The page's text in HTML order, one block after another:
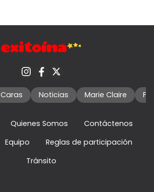
Caras Noticias Marie Claire
Quienes Somos
Contáctenos
Equipo
Reglas de participación
Tránsito